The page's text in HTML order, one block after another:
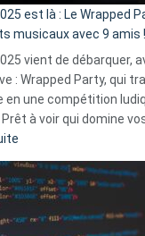
»
Solly
change
la
vie
sans-
abri
en
3
est là : Le Wrapped
musicaux avec 9 amis !
vient de débarquer,
: Wrapped Party, qui
en une compétition
à voir qui domine
Spotify
Wrapped
2025
est